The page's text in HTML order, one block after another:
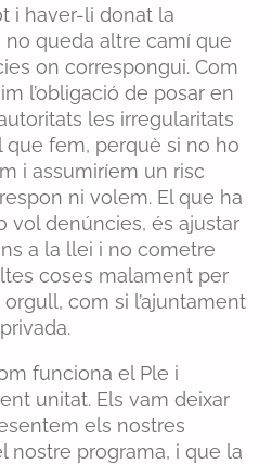
i haver-li donat la
queda altre camí que
on correspongui. Com
l’obligació de posar en
les irregularitats
fem, perquè si no ho
i assumiríem un risc
ni volem. El que ha
vol denúncies, és ajustar
a la llei i no cometre
coses malament per
com si l’ajuntament
funciona el Ple i
unitat. Els vam deixar
els nostres
nostre programa, i que la